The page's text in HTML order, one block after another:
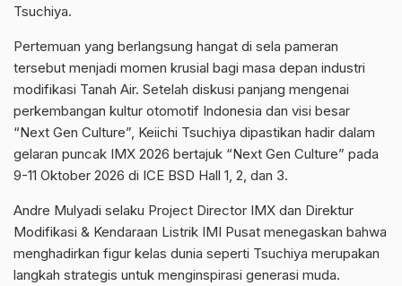
Tsuchiya.
Pertemuan yang berlangsung hangat di sela pameran
tersebut menjadi momen krusial bagi masa depan industri
modifikasi Tanah Air. Setelah diskusi panjang mengenai
perkembangan kultur otomotif Indonesia dan visi besar
“Next Gen Culture”, Keiichi Tsuchiya dipastikan hadir dalam
gelaran puncak IMX 2026 bertajuk “Next Gen Culture” pada
9-11 Oktober 2026 di ICE BSD Hall 1, 2, dan 3.
Andre Mulyadi selaku Project Director IMX dan Direktur
Modifikasi & Kendaraan Listrik IMI Pusat menegaskan bahwa
menghadirkan figur kelas dunia seperti Tsuchiya merupakan
langkah strategis untuk menginspirasi generasi muda.